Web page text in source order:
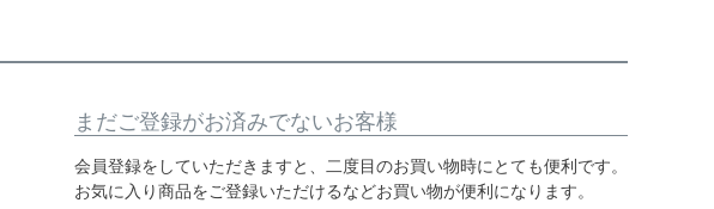
まだご登録がお済みでないお客様
会員登録をしていただきますと、二度目のお買い物時にとても便利です。
お気に入り商品をご登録いただけるなどお買い物が便利になります。